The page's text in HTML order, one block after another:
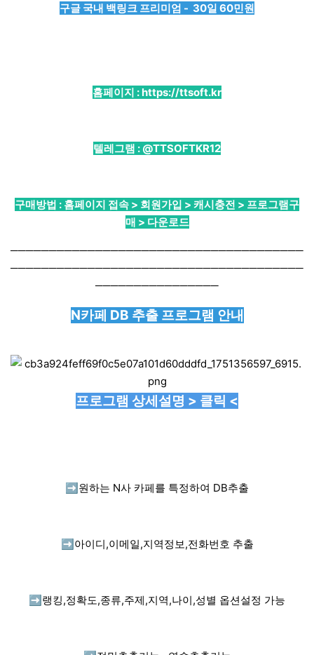
구글 국내 백링크 프리미엄 - 30일 60민원
홈페이지 :https://ttsoft.kr
텔레그램 : @TTSOFTKR12
구매방법 : 홈페이지 접속 > 회원가입 > 캐시충전 > 프로그램구
매 > 다운로드
──────────────────────────────────────
──────────────────────────────────────
────────────────
N카페 DB 추출 프로그램 안내
프로그램 상세설명 > 클릭 <
➡️ 원하는 N사 카페를 특정하여 DB추출
➡️ 아이디,이메일,지역정보,전화번호 추출
➡️ 랭킹,정확도,종류,주제,지역,나이,성별 옵션설정 가능